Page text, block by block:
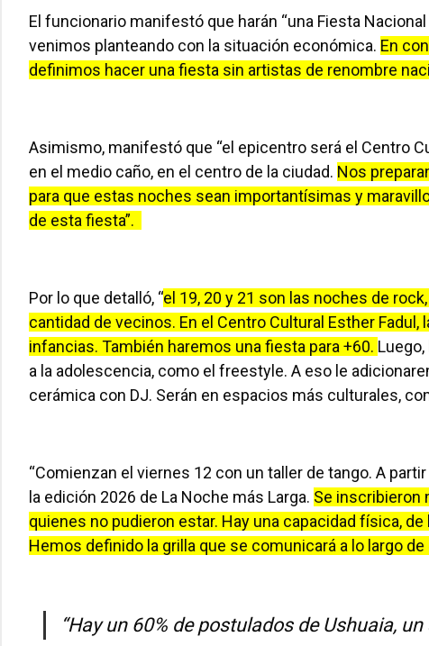
El funcionario manifestó que harán “una Fiesta
venimos planteando con la situación económica. En
definimos hacer una fiesta sin artistas de renombre
Asimismo, manifestó que “el epicentro será el Centro
en el medio caño, en el centro de la ciudad. Nos
para que estas noches sean importantísimas y
de esta fiesta”.
Por lo que detalló, “el 19, 20 y 21 son las noches de
cantidad de vecinos. En el Centro Cultural Esther
infancias. También haremos una fiesta para +60.
a la adolescencia, como el freestyle. A eso le
cerámica con DJ. Serán en espacios más culturales,
“Comienzan el viernes 12 con un taller de tango. A
la edición 2026 de La Noche más Larga. Se inscribieron
quienes no pudieron estar. Hay una capacidad física,
Hemos definido la grilla que se comunicará a lo largo de
“Hay un 60% de postulados de Ushuaia,